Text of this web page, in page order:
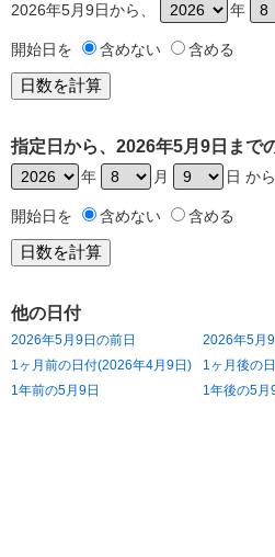
2026年5月9日から、 年
開始日を 含めない 含める
指定日から、2026年5月9日まで
年 月 日 か
開始日を 含めない 含める
他の日付
2026年5月9日の前日
2026年5月
1ヶ月前の日付(2026年4月9日)
1ヶ月後の
1年前の5月9日
1年後の5月